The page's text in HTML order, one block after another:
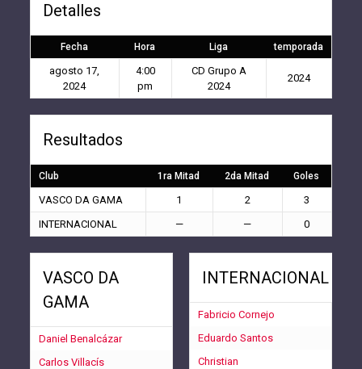
Detalles
Fecha Hora Liga temporada
agosto 17,
2024
4:00
pm
CD Grupo A
2024
2024
Resultados
Club 1ra Mitad 2da Mitad Goles
VASCO DA GAMA 1 2
3
INTERNACIONAL
— — 0
VASCO DA
GAMA
Daniel Benalcázar
Carlos Villacís
INTERNACIONAL
Fabricio Cornejo
Eduardo Santos
Christian